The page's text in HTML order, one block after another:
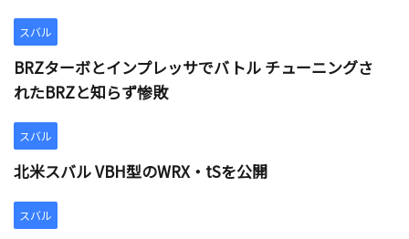
スバル
BRZターボとインプレッサでバトル チューニングさ
れたBRZと知らず惨敗
スバル
北米スバル VBH型のWRX・tSを公開
スバル